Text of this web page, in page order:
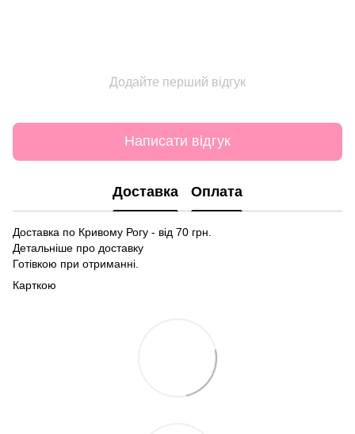
Додайте перший відгук
Написати відгук
Доставка Оплата
Доставка по Кривому Рогу - від 70 грн.
Детальніше про доставку
Готівкою при отриманні.
Карткою